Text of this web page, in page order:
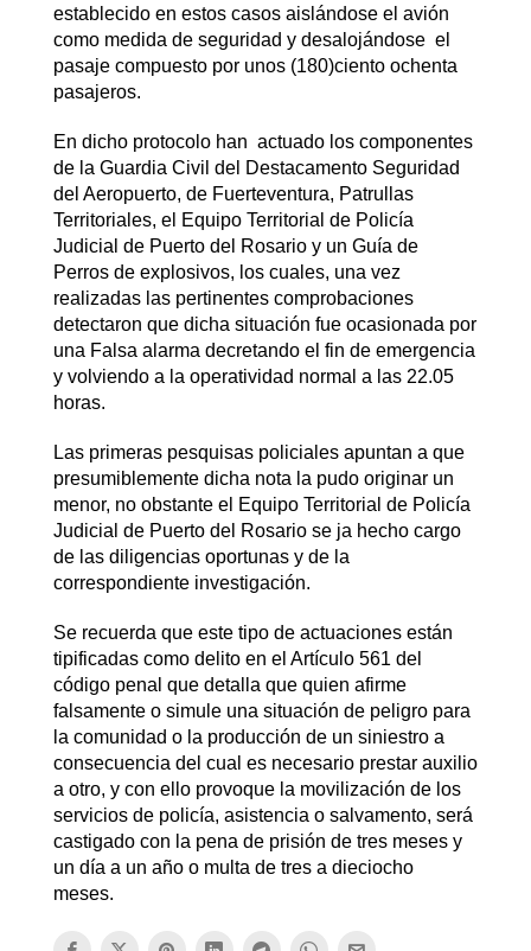
establecido en estos casos aislándose el avión
como medida de seguridad y desalojándose el
pasaje compuesto por unos (180)ciento ochenta
pasajeros.
En dicho protocolo han actuado los componentes
de la Guardia Civil del Destacamento Seguridad
del Aeropuerto, de Fuerteventura, Patrullas
Territoriales, el Equipo Territorial de Policía
Judicial de Puerto del Rosario y un Guía de
Perros de explosivos, los cuales, una vez
realizadas las pertinentes comprobaciones
detectaron que dicha situación fue ocasionada por
una Falsa alarma decretando el fin de emergencia
y volviendo a la operatividad normal a las 22.05
horas.
Las primeras pesquisas policiales apuntan a que
presumiblemente dicha nota la pudo originar un
menor, no obstante el Equipo Territorial de Policía
Judicial de Puerto del Rosario se ja hecho cargo
de las diligencias oportunas y de la
correspondiente investigación.
Se recuerda que este tipo de actuaciones están
tipificadas como delito en el Artículo 561 del
código penal que detalla que quien afirme
falsamente o simule una situación de peligro para
la comunidad o la producción de un siniestro a
consecuencia del cual es necesario prestar auxilio
a otro, y con ello provoque la movilización de los
servicios de policía, asistencia o salvamento, será
castigado con la pena de prisión de tres meses y
un día a un año o multa de tres a dieciocho
meses.